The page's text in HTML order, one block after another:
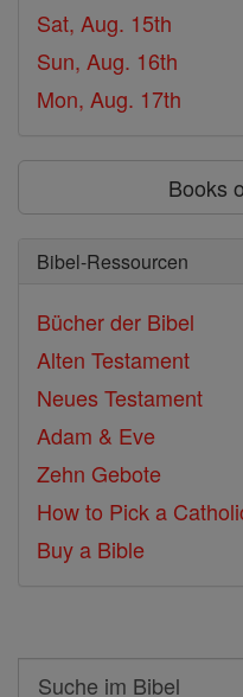
Sat, Aug. 15th
Sun, Aug. 16th
Mon, Aug. 17th
Books
Bibel-Ressourcen
Bücher der Bibel
Alten Testament
Neues Testament
Adam & Eve
Zehn Gebote
How to Pick a
Buy a Bible
Search